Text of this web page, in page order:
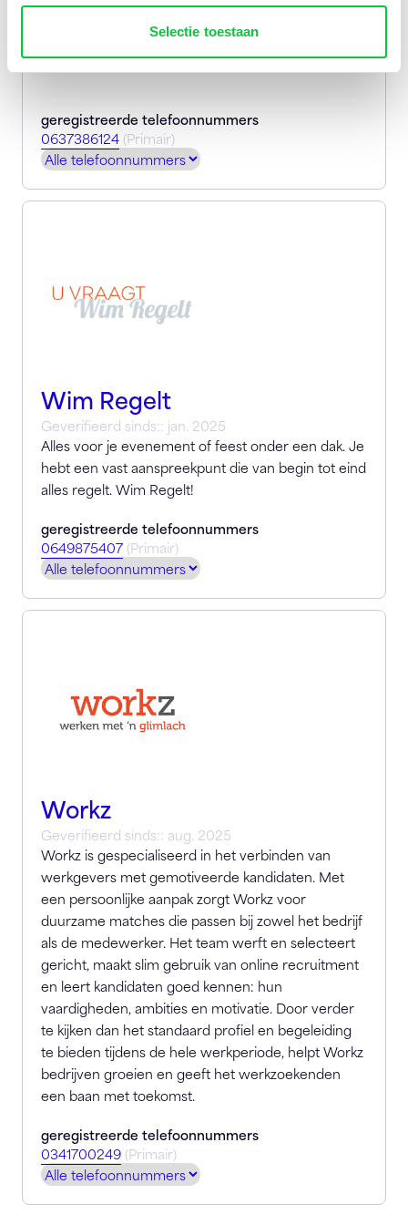
Selectie toestaan
waar klanten langdurig plezier van hebben.
geregistreerde telefoonnummers
0637386124 (Primair)
Wim Regelt
Geverifieerd sinds:: jan. 2025
Alles voor je evenement of feest onder een dak. Je
hebt een vast aanspreekpunt die van begin tot eind
alles regelt. Wim Regelt!
geregistreerde telefoonnummers
0649875407 (Primair)
Workz
Geverifieerd sinds:: aug. 2025
Workz is gespecialiseerd in het verbinden van
werkgevers met gemotiveerde kandidaten. Met
een persoonlijke aanpak zorgt Workz voor
duurzame matches die passen bij zowel het bedrijf
als de medewerker. Het team werft en selecteert
gericht, maakt slim gebruik van online recruitment
en leert kandidaten goed kennen: hun
vaardigheden, ambities en motivatie. Door verder
te kijken dan het standaard profiel en begeleiding
te bieden tijdens de hele werkperiode, helpt Workz
bedrijven groeien en geeft het werkzoekenden
een baan met toekomst.
geregistreerde telefoonnummers
0341700249 (Primair)